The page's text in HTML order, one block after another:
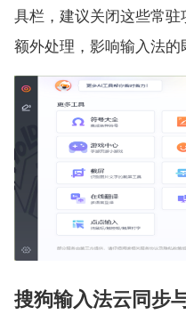
具栏，建议关闭这些常
额外处理，影响输入法的
搜狗输入法云同步